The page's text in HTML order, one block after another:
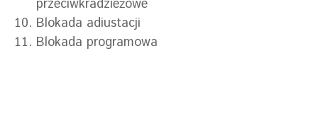
przeciwkradzieżowe
Blokada adiustacji
Blokada programowa